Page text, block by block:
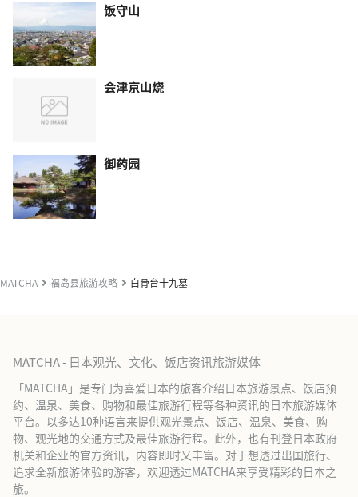
饭守山
会津京山烧
御药园
MATCHA 福岛县旅游攻略 白骨台十九墓
MATCHA - 日本观光、文化、饭店资讯旅游媒体
「MATCHA」是专门为喜爱日本的旅客介绍日本旅游景点、饭店预
约、温泉、美食、购物和最佳旅游行程等各种资讯的日本旅游媒体
平台。以多达10种语言来提供观光景点、饭店、温泉、美食、购
物、观光地的交通方式及最佳旅游行程。此外，也有刊登日本政府
机关和企业的官方资讯，内容即时又丰富。对于想透过出国旅行、
追求全新旅游体验的游客，欢迎透过MATCHA来享受精彩的日本之
旅。